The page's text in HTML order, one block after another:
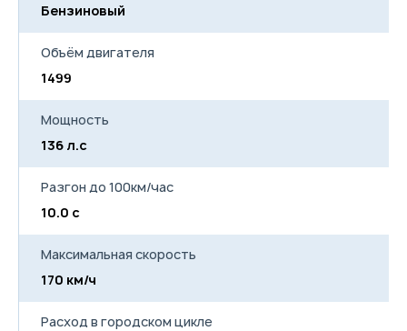
Бензиновый
Объём двигателя
1499
Мощность
136 л.с
Разгон до 100км/час
10.0 с
Максимальная скорость
170 км/ч
Расход в городском цикле